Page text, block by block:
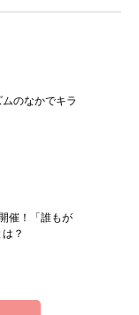
のなかでキラ
催！「誰もが
？